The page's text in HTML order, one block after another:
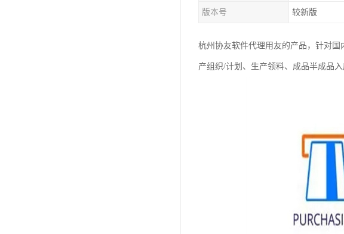
版本号 较新版
杭州协友软件代理用友的产品，针对
产组织/计划、生产领料、成品半成品